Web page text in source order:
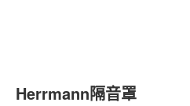
Herrmann隔音罩